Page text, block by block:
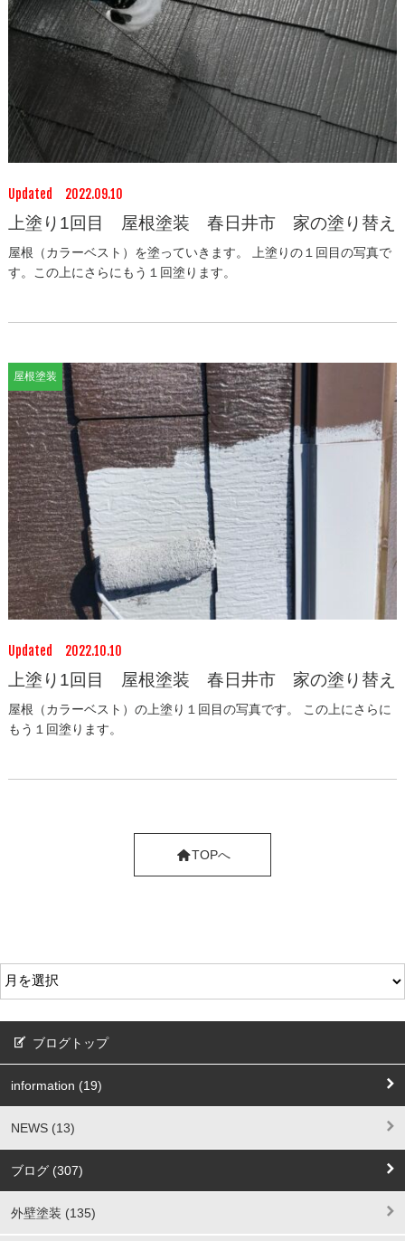
Updated 2022.09.10
上塗り1回目 屋根塗装 春日井市 家の塗り替え
屋根（カラーベスト）を塗っていきます。 上塗りの１回目の写真で
す。この上にさらにもう１回塗ります。
屋根塗装
Updated 2022.10.10
上塗り1回目 屋根塗装 春日井市 家の塗り替え
屋根（カラーベスト）の上塗り１回目の写真です。 この上にさらに
もう１回塗ります。
TOPへ
ブログトップ
information (19)
NEWS (13)
ブログ (307)
外壁塗装 (135)